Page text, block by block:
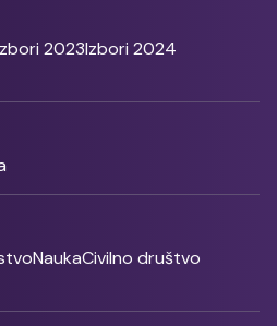
2023Izbori 2024
NaukaCivilno društvo